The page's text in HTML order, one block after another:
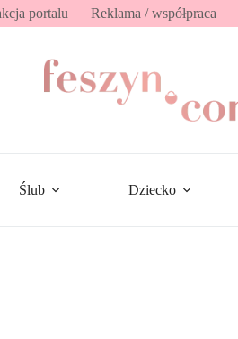
portalu Reklama / współpraca
Ślub Dziecko